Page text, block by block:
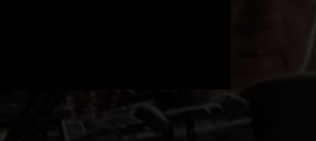
prošel newyorskou hudební i drogovou
U Michala, který je mistrem nečekaných
a zvratů, je příprava nové desky vždy